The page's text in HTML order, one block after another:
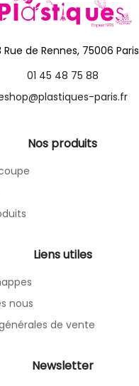
Rue de Rennes, 75006 Paris
01 45 48 75 88
paris.fr
Nos produits
Liens utiles
nous
de vente
Newsletter